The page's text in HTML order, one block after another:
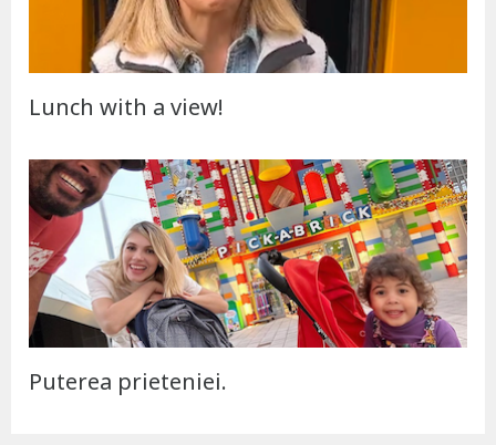
Lunch with a view!
Puterea prieteniei.